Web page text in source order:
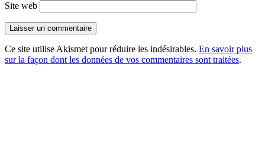
Site web
Ce site utilise Akismet pour réduire les indésirables. En savoir plus
sur la façon dont les données de vos commentaires sont traitées.